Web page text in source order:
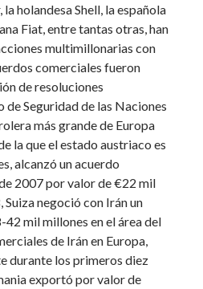
holandesa Shell, la española
Fiat, entre tantas otras, han
multimillonarias con
comerciales fueron
de resoluciones
de Seguridad de las Naciones
más grande de Europa
la que el estado austriaco es
alcanzó un acuerdo
2007 por valor de €22 mil
negoció con Irán un
mil millones en el área del
de Irán en Europa,
durante los primeros diez
exportó por valor de